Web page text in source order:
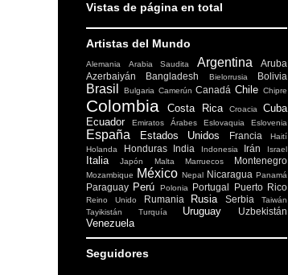
Vistas de página en total
Artistas del Mundo
Alemania Arabia Saudita Argentina
Aruba
Azerbaiyán
Bangladesh Bielorrusia Bolivia
Brasil Bulgaria Camerún Canadá Chile Chipre
Colombia Costa Rica Croacia
Cuba
Ecuador
Emiratos Árabes Eslovaquia Eslovenia
España Estados Unidos Francia
Haití
Holanda
Honduras India Indonesia Irán Israel
Italia Japón Malta Marruecos Montenegro
Mozambique México Nepal Nicaragua Panamá
Paraguay Perú Polonia Portugal Puerto Rico
Reino Unido Rumania Rusia Serbia
Taiwán
Tayikistán
Turquía Uruguay Uzbekistán
Venezuela
Seguidores